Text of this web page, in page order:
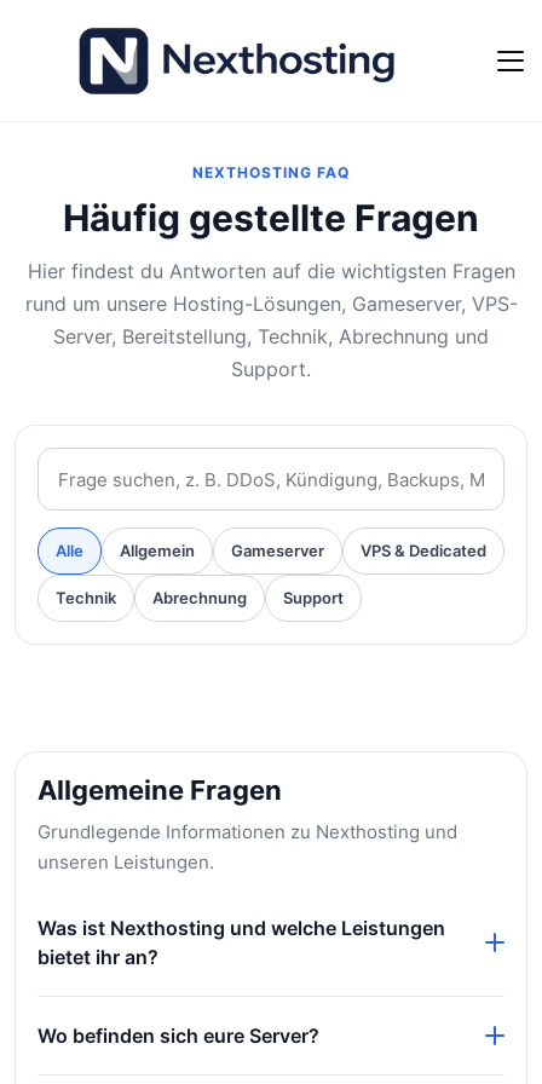
NEXTHOSTING FAQ
Häufig gestellte Fragen
Hier findest du Antworten auf die wichtigsten Fragen
rund um unsere Hosting-Lösungen, Gameserver, VPS-
Server, Bereitstellung, Technik, Abrechnung und
Support.
Alle Allgemein Gameserver VPS & Dedicated
Technik Abrechnung Support
Allgemeine Fragen
Grundlegende Informationen zu Nexthosting und
unseren Leistungen.
Was ist Nexthosting und welche Leistungen
bietet ihr an?
leistungsstarke und moderne Infrastruktur. Dazu
gehören unter anderem Gameserver, VPS-Server,
Wo befinden sich eure Server?